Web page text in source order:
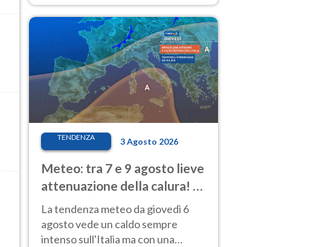
africano entro Ferragosto
TENDENZA 3 Agosto 2026
Meteo: tra 7 e 9 agosto lieve
attenuazione della calura! Al
Nord rischio temporali
La tendenza meteo da giovedì 6
agosto vede un caldo sempre
intenso sull'Italia ma con una